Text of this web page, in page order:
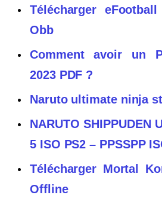
Télécharger
Obb
Comment avoir un
2023 PDF ?
Naruto ultimate ninja
NARUTO SHIPPUDEN
5 ISO PS2 – PPSSPP
Télécharger Mortal
Offline